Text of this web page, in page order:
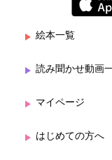
絵本一覧
読み聞かせ動画
マイページ
はじめての方へ